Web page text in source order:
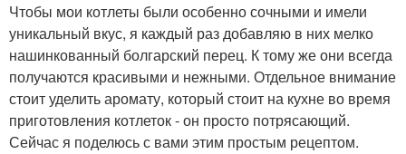
Чтобы мои котлеты были особенно сочными и имели
уникальный вкус, я каждый раз добавляю в них мелко
нашинкованный болгарский перец. К тому же они всегда
получаются красивыми и нежными. Отдельное внимание
стоит уделить аромату, который стоит на кухне во время
приготовления котлеток - он просто потрясающий.
Сейчас я поделюсь с вами этим простым рецептом.